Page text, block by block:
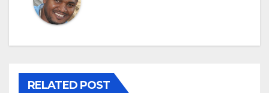
RELATED POST